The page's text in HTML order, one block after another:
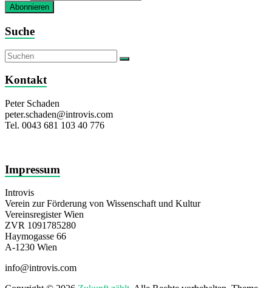
Suche
Kontakt
Peter Schaden
peter.schaden@introvis.com
Tel. 0043 681 103 40 776
Impressum
Introvis
Verein zur Förderung von Wissenschaft und Kultur
Vereinsregister Wien
ZVR 1091785280
Haymogasse 66
A-1230 Wien
info@introvis.com